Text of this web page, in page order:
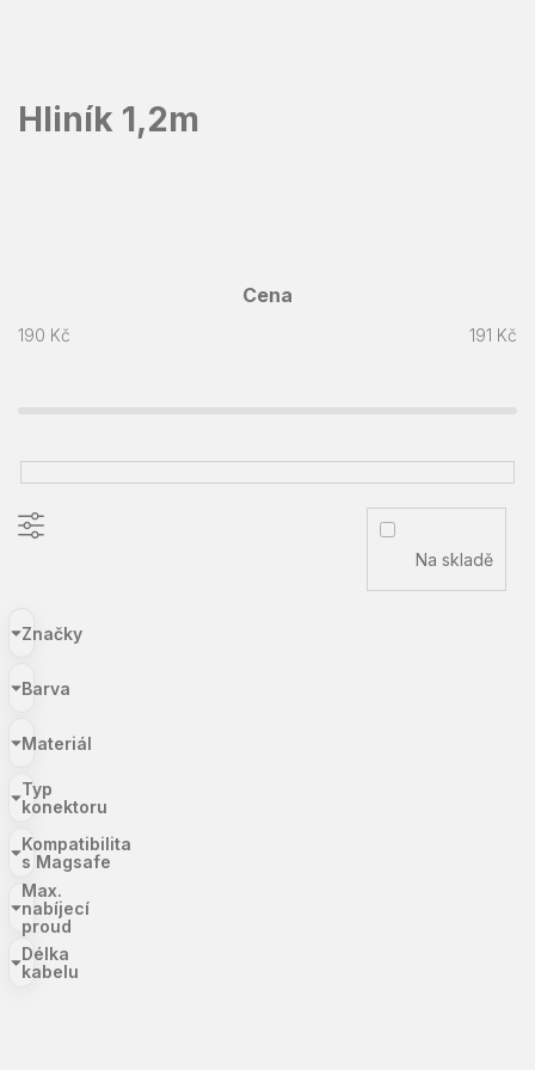
Hliník 1,2m
Cena
190 Kč 191 Kč
Na skladě
Značky
Barva
Materiál
Typ
konektoru
Kompatibilita
s Magsafe
Max.
nabíjecí
proud
Délka
kabelu